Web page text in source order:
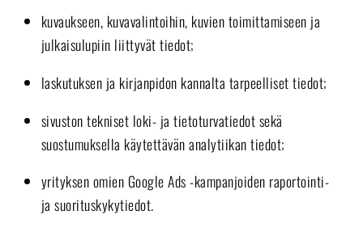
kuvaukseen, kuvavalintoihin, kuvien toimittamiseen ja
julkaisulupiin liittyvät tiedot;
laskutuksen ja kirjanpidon kannalta tarpeelliset tiedot;
sivuston tekniset loki- ja tietoturvatiedot sekä
suostumuksella käytettävän analytiikan tiedot;
yrityksen omien Google Ads -kampanjoiden raportointi-
ja suorituskykytiedot.